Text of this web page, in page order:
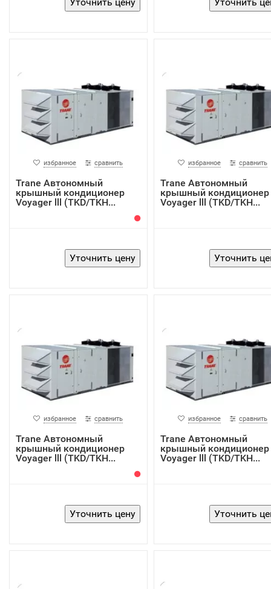
избранное сравнить
Trane Автономный
крышный кондиционер
Voyager lll (TKD/TKH...
избранное сравнить
Trane Автономный
крышный кондиционер
Voyager lll (TKD/TKH...
избранное сравнить
Trane Автономный
крышный кондиционер
Voyager lll (TKD/TKH...
избранное сравнить
Trane Автономный
крышный кондиционер
Voyager lll (TKD/TKH...